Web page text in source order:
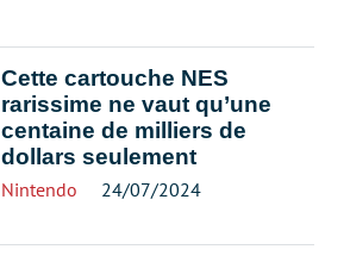
Cette cartouche NES
rarissime ne vaut qu’une
centaine de milliers de
dollars seulement
Nintendo 24/07/2024